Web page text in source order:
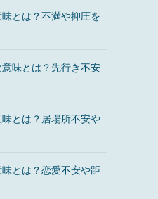
とは？不満や抑圧を
味とは？先行き不安
とは？居場所不安や
とは？恋愛不安や距